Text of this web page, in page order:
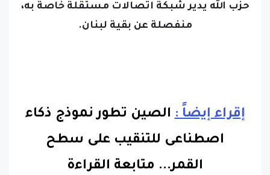
حزب الله يدير شبكة اتصالات مستقلة خاصة به،
منفصلة عن بقية لبنان.
إقراء إيضاً : الصين تطور نموذج ذكاء
اصطناعى للتنقيب على سطح
القمر... متابعة القراءة